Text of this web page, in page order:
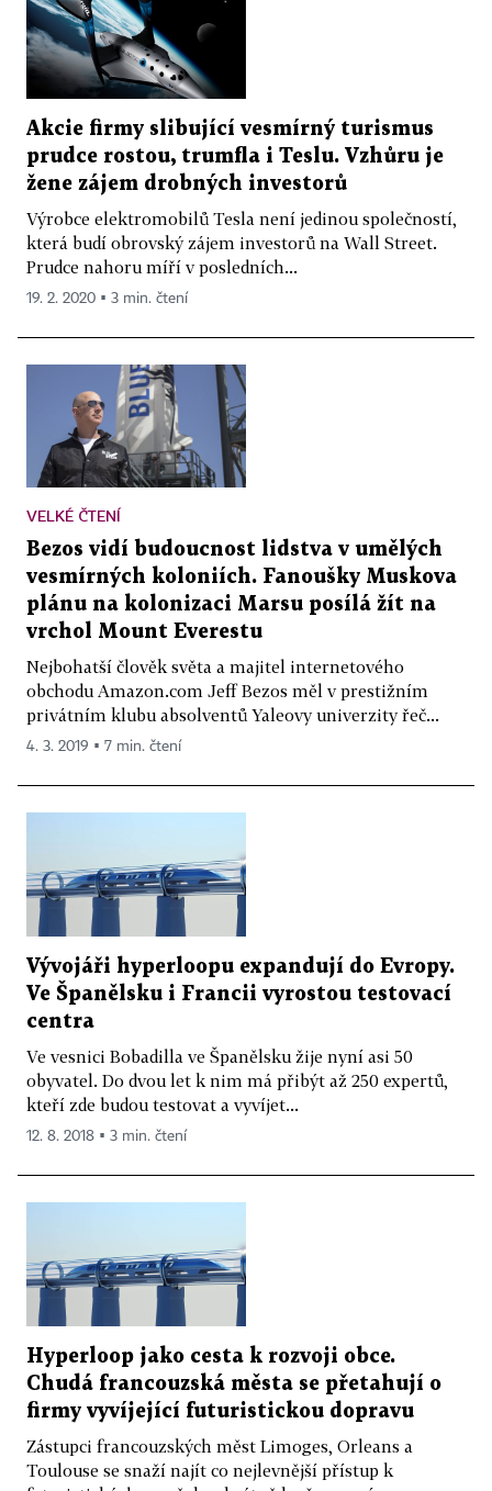
Akcie firmy slibující vesmírný turismus
prudce rostou, trumfla i Teslu. Vzhůru je
žene zájem drobných investorů
Výrobce elektromobilů Tesla není jedinou společností,
která budí obrovský zájem investorů na Wall Street.
Prudce nahoru míří v posledních...
19. 2. 2020 ▪ 3 min. čtení
VELKÉ ČTENÍ
Bezos vidí budoucnost lidstva v umělých
vesmírných koloniích. Fanoušky Muskova
plánu na kolonizaci Marsu posílá žít na
vrchol Mount Everestu
Nejbohatší člověk světa a majitel internetového
obchodu Amazon.com Jeff Bezos měl v prestižním
privátním klubu absolventů Yaleovy univerzity řeč...
4. 3. 2019 ▪ 7 min. čtení
Vývojáři hyperloopu expandují do Evropy.
Ve Španělsku i Francii vyrostou testovací
centra
Ve vesnici Bobadilla ve Španělsku žije nyní asi 50
obyvatel. Do dvou let k nim má přibýt až 250 expertů,
kteří zde budou testovat a vyvíjet...
12. 8. 2018 ▪ 3 min. čtení
Hyperloop jako cesta k rozvoji obce.
Chudá francouzská města se přetahují o
firmy vyvíjející futuristickou dopravu
Zástupci francouzských měst Limoges, Orleans a
Toulouse se snaží najít co nejlevnější přístup k